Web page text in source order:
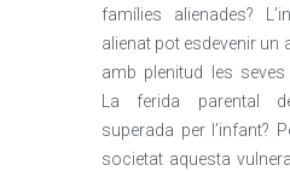
famílies alienades?
alienat pot esdevenir un
amb plenitud les seves
La ferida parental
superada per l’infant?
societat aquesta